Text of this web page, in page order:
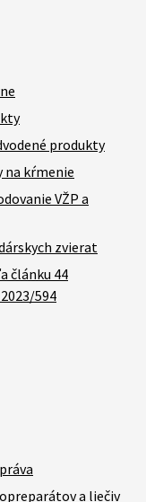
produkty
na kŕmenie
VŽP a
zvierat
článku 44
594
a liečiv